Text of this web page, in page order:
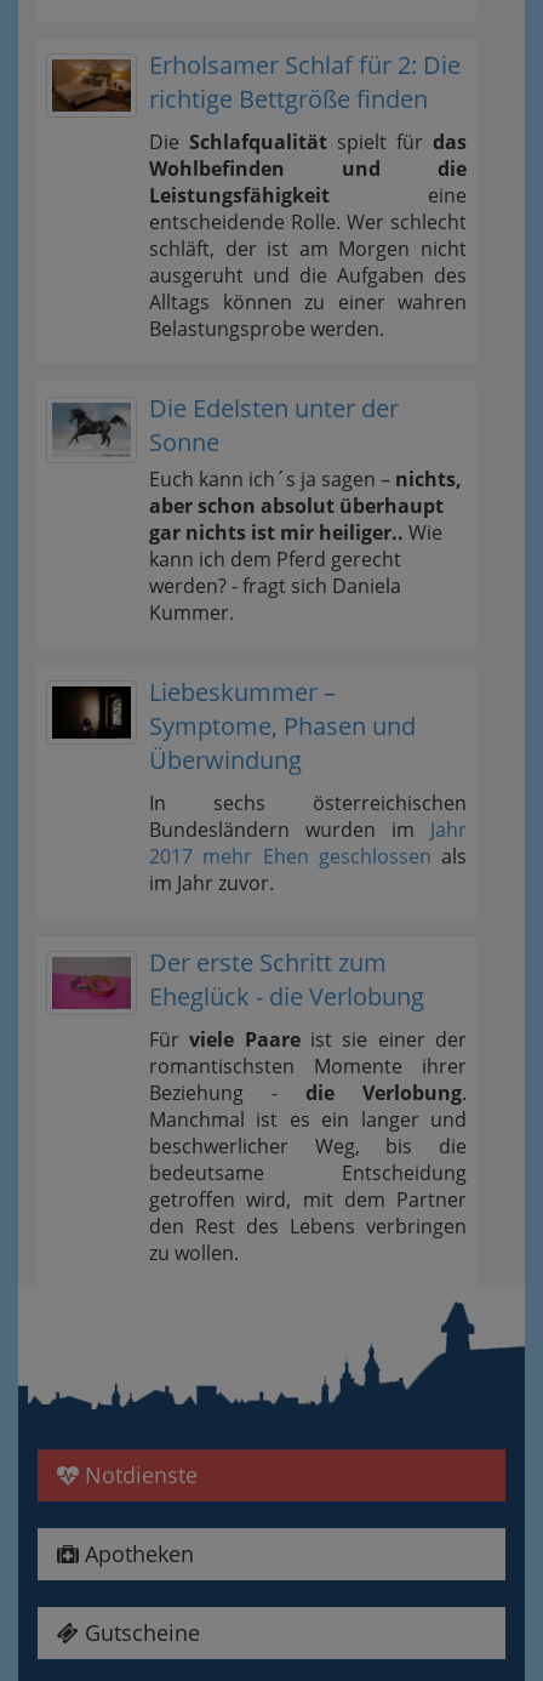
Erholsamer Schlaf für 2: Die
richtige Bettgröße finden
Die Schlafqualität spielt für das
Wohlbefinden und die
Leistungsfähigkeit eine
entscheidende Rolle. Wer schlecht
schläft, der ist am Morgen nicht
ausgeruht und die Aufgaben des
Alltags können zu einer wahren
Belastungsprobe werden.
Die Edelsten unter der
Sonne
Euch kann ich´s ja sagen – nichts,
aber schon absolut überhaupt
gar nichts ist mir heiliger.. Wie
kann ich dem Pferd gerecht
werden? - fragt sich Daniela
Kummer.
Liebeskummer –
Symptome, Phasen und
Überwindung
In sechs österreichischen
Bundesländern wurden im Jahr
2017 mehr Ehen geschlossen als
im Jahr zuvor.
Der erste Schritt zum
Eheglück - die Verlobung
Fürviele Paareist sie einer der
romantischsten Momente ihrer
Beziehung - die Verlobung.
Manchmal ist es ein langer und
beschwerlicher Weg, bis die
bedeutsame Entscheidung
getroffen wird, mit dem Partner
den Rest des Lebens verbringen
zu wollen.
Notdienste
Apotheken
Gutscheine